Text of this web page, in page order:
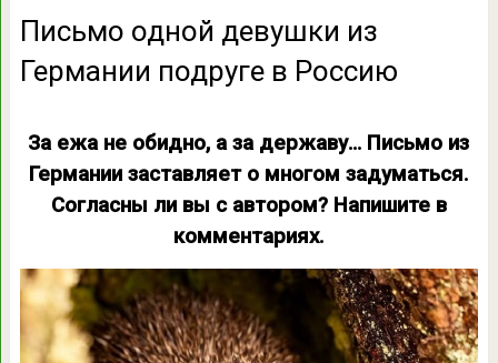
Письмо одной девушки из
Германии подруге в Россию
За ежа не обидно, а за державу… Письмо из
Германии заставляет о многом задуматься.
Согласны ли вы с автором? Напишите в
комментариях.